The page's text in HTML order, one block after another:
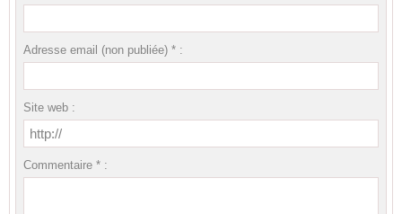
Adresse email (non publiée) * :
Site web :
Commentaire * :